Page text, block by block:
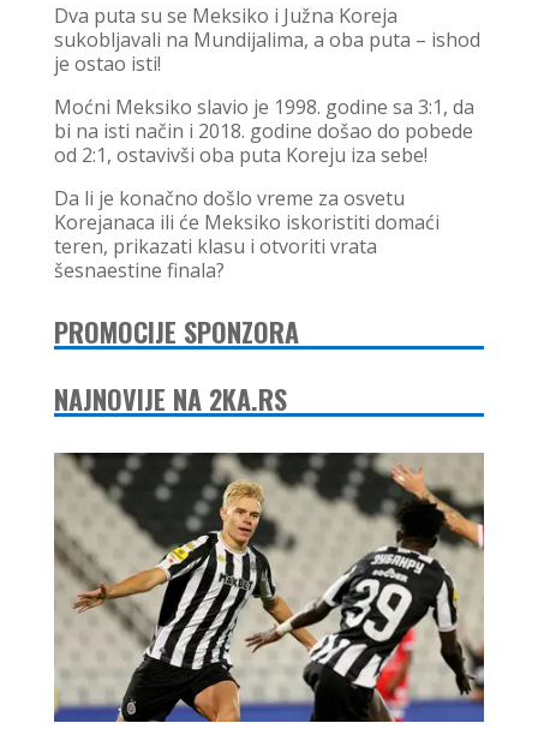
Dva puta su se Meksiko i Južna Koreja
sukobljavali na Mundijalima, a oba puta – ishod
je ostao isti!
Moćni Meksiko slavio je 1998. godine sa 3:1, da
bi na isti način i 2018. godine došao do pobede
od 2:1, ostavivši oba puta Koreju iza sebe!
Da li je konačno došlo vreme za osvetu
Korejanaca ili će Meksiko iskoristiti domaći
teren, prikazati klasu i otvoriti vrata
šesnaestine finala?
PROMOCIJE SPONZORA
NAJNOVIJE NA 2KA.RS